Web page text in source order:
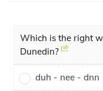
Which is the right
Dunedin?
duh - nee - dnn